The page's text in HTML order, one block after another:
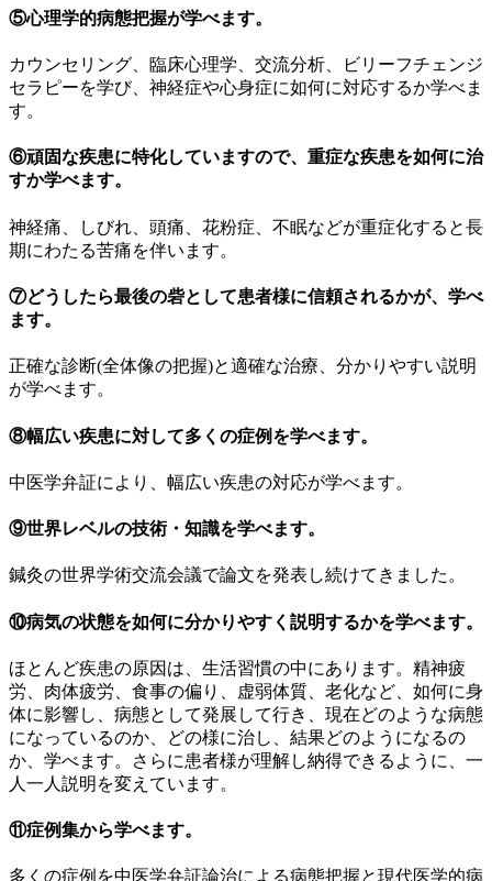
⑤心理学的病態把握が学べます。
カウンセリング、臨床心理学、交流分析、ビリーフチェンジ
セラピーを学び、神経症や心身症に如何に対応するか学べま
す。
⑥頑固な疾患に特化していますので、重症な疾患を如何に治
すか学べます。
神経痛、しびれ、頭痛、花粉症、不眠などが重症化すると長
期にわたる苦痛を伴います。
⑦どうしたら最後の砦として患者様に信頼されるかが、学べ
ます。
正確な診断(全体像の把握)と適確な治療、分かりやすい説明
が学べます。
⑧幅広い疾患に対して多くの症例を学べます。
中医学弁証により、幅広い疾患の対応が学べます。
⑨世界レベルの技術・知識を学べます。
鍼灸の世界学術交流会議で論文を発表し続けてきました。
⑩病気の状態を如何に分かりやすく説明するかを学べます。
ほとんど疾患の原因は、生活習慣の中にあります。精神疲
労、肉体疲労、食事の偏り、虚弱体質、老化など、如何に身
体に影響し、病態として発展して行き、現在どのような病態
になっているのか、どの様に治し、結果どのようになるの
か、学べます。さらに患者様が理解し納得できるように、一
人一人説明を変えています。
⑪症例集から学べます。
多くの症例を中医学弁証論治による病態把握と現代医学的病